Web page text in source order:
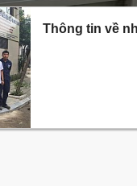
Thông tin về